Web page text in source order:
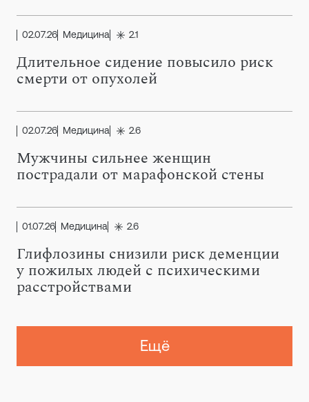
02.07.26 Медицина 2.1
Длительное сидение повысило риск
смерти от опухолей
02.07.26 Медицина 2.6
Мужчины сильнее женщин
пострадали от марафонской стены
01.07.26 Медицина 2.6
Глифлозины снизили риск деменции
у пожилых людей с психическими
расстройствами
Ещё